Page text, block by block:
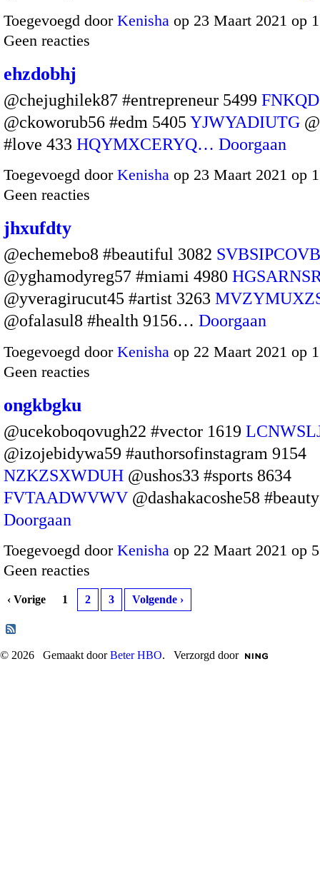
Toegevoegd door Kenisha op 23 Maart 2021 op
Geen reacties
ehzdobhj
@chejughilek87 #entrepreneur 5499
@ckoworub56 #edm 5405 YJWYADIUTG
#love 433 HQYMXCERYQ… Doorgaan
Toegevoegd door Kenisha op 23 Maart 2021 op
Geen reacties
jhxufdty
@echemebo8 #beautiful 3082 SVBSIPCOVB
@yghamodyreg57 #miami 4980
@yveragirucut45 #artist 3263
@ofalasul8 #health 9156… Doorgaan
Toegevoegd door Kenisha op 22 Maart 2021 op
Geen reacties
ongkbgku
@ucekoboqovugh22 #vector 1619
@izojebidywa59 #authorsofinstagram 9154
NZKZSXWDUH @ushos33 #sports 8634
FVTAADWVWV @dashakacoshe58
Doorgaan
Toegevoegd door Kenisha op 22 Maart 2021 op
Geen reacties
‹ Vorige 1 2 3 Volgende ›
© 2026 Gemaakt doorBeter HBO. Verzorgd door